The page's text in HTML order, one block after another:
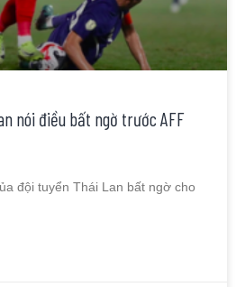
nói điều bất ngờ trước AFF
đội tuyển Thái Lan bất ngờ cho